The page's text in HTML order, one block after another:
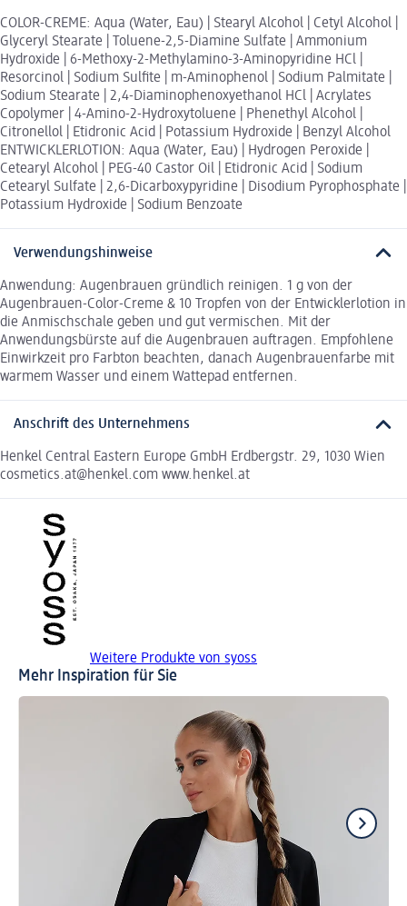
COLOR-CREME: Aqua (Water, Eau) | Stearyl Alcohol | Cetyl Alcohol |
Glyceryl Stearate | Toluene-2,5-Diamine Sulfate | Ammonium
Hydroxide | 6-Methoxy-2-Methylamino-3-Aminopyridine HCl |
Resorcinol | Sodium Sulfite | m-Aminophenol | Sodium Palmitate |
Sodium Stearate | 2,4-Diaminophenoxyethanol HCl | Acrylates
Copolymer | 4-Amino-2-Hydroxytoluene | Phenethyl Alcohol |
Citronellol | Etidronic Acid | Potassium Hydroxide | Benzyl Alcohol
ENTWICKLERLOTION: Aqua (Water, Eau) | Hydrogen Peroxide |
Cetearyl Alcohol | PEG-40 Castor Oil | Etidronic Acid | Sodium
Cetearyl Sulfate | 2,6-Dicarboxypyridine | Disodium Pyrophosphate |
Potassium Hydroxide | Sodium Benzoate
Verwendungshinweise
Anwendung: Augenbrauen gründlich reinigen. 1 g von der
Augenbrauen-Color-Creme & 10 Tropfen von der Entwicklerlotion in
die Anmischschale geben und gut vermischen. Mit der
Anwendungsbürste auf die Augenbrauen auftragen. Empfohlene
Einwirkzeit pro Farbton beachten, danach Augenbrauenfarbe mit
warmem Wasser und einem Wattepad entfernen.
Anschrift des Unternehmens
Henkel Central Eastern Europe GmbH Erdbergstr. 29, 1030 Wien
cosmetics.at@henkel.com www.henkel.at
Weitere Produkte von syoss
Mehr Inspiration für Sie